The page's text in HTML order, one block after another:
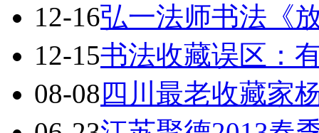
12-16弘一法师书法《
12-15书法收藏误区：
08-08 四川最老收藏家